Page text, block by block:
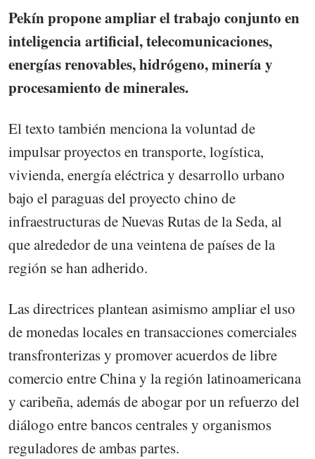
Pekín propone ampliar el trabajo conjunto en
inteligencia artificial, telecomunicaciones,
energías renovables, hidrógeno, minería y
procesamiento de minerales.
El texto también menciona la voluntad de
impulsar proyectos en transporte, logística,
vivienda, energía eléctrica y desarrollo urbano
bajo el paraguas del proyecto chino de
infraestructuras de Nuevas Rutas de la Seda, al
que alrededor de una veintena de países de la
región se han adherido.
Las directrices plantean asimismo ampliar el uso
de monedas locales en transacciones comerciales
transfronterizas y promover acuerdos de libre
comercio entre China y la región latinoamericana
y caribeña, además de abogar por un refuerzo del
diálogo entre bancos centrales y organismos
reguladores de ambas partes.